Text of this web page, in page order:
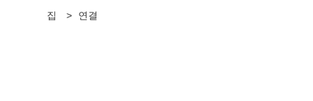
집 > 연결